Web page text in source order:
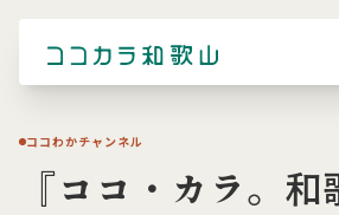
ココわかチャンネル
『ココ・カラ。